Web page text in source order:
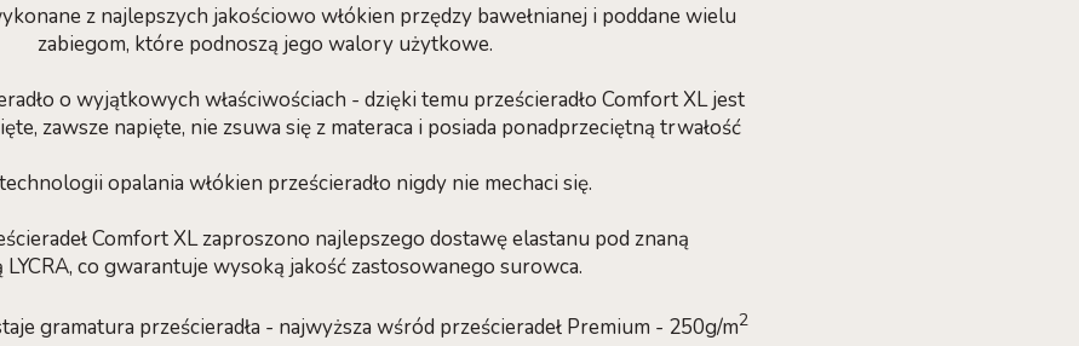
z najlepszych jakościowo włókien przędzy bawełnianej i poddane wielu
zabiegom, które podnoszą jego walory użytkowe.
o wyjątkowych właściwościach - dzięki temu prześcieradło Comfort XL jest
zawsze napięte, nie zsuwa się z materaca i posiada ponadprzeciętną trwałość
opalania włókien prześcieradło nigdy nie mechaci się.
Comfort XL zaproszono najlepszego dostawę elastanu pod znaną
LYCRA, co gwarantuje wysoką jakość zastosowanego surowca.
gramatura prześcieradła - najwyższa wśród prześcieradeł Premium - 250g/m2